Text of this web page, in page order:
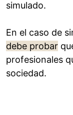
simulado.
En el caso de
debe probar
profesionales
sociedad.